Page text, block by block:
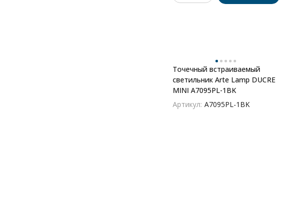
Точечный встраиваемый
светильник Arte Lamp DUCRE
MINI A7095PL-1BK
Артикул: A7095PL-1BK